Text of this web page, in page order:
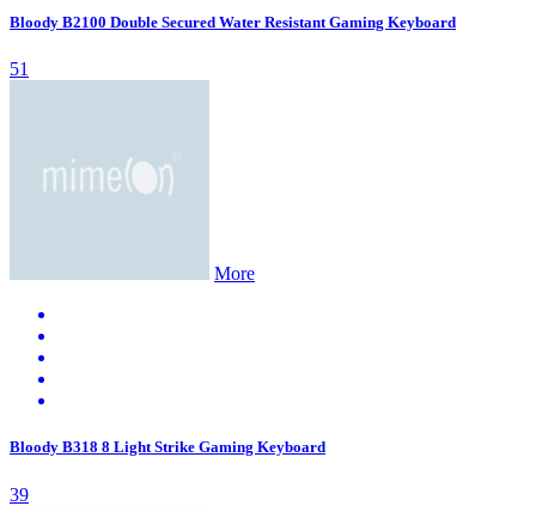
Bloody B2100 Double Secured Water Resistant Gaming Keyboard
51
More
Bloody B318 8 Light Strike Gaming Keyboard
39